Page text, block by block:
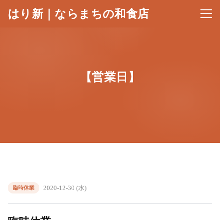
はり新｜ならまちの和食店 メニ
【営業日】
臨時休業 2020-12-30 (水)